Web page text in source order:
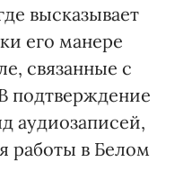
высказывает
его манере
связанные с
подтверждение
аудиозаписей,
работы в Белом